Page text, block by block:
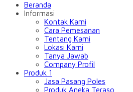
Beranda
Informasi
Kontak Kami
Cara Pemesanan
Tentang Kami
Lokasi Kami
Tanya Jawab
Company Profil
Produk 1
Jasa Pasang Poles
Produk Aneka Teraso